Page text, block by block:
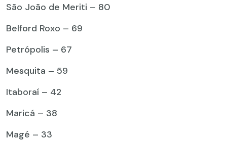
São João de Meriti – 80
Belford Roxo – 69
Petrópolis – 67
Mesquita – 59
Itaboraí – 42
Maricá – 38
Magé – 33